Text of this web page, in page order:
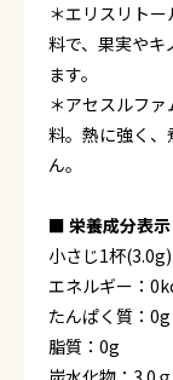
＊エリスリト
料で、果実やキ
ます。
＊アセスルフ
料。熱に強く、
ん。
■ 栄養成分表示
小さじ1杯
エネルギー：
たんぱく質：0g
脂質：0g